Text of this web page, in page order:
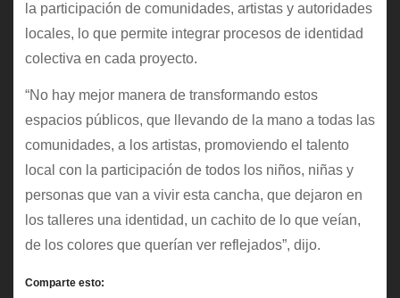
la participación de comunidades, artistas y autoridades
locales, lo que permite integrar procesos de identidad
colectiva en cada proyecto.
“No hay mejor manera de transformando estos
espacios públicos, que llevando de la mano a todas las
comunidades, a los artistas, promoviendo el talento
local con la participación de todos los niños, niñas y
personas que van a vivir esta cancha, que dejaron en
los talleres una identidad, un cachito de lo que veían,
de los colores que querían ver reflejados”, dijo.
Comparte esto: